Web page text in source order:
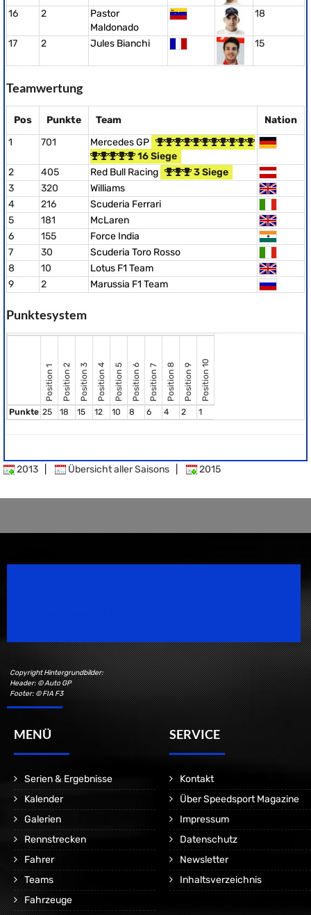
16 2
Pastor
Maldonado
18
17 2 Jules Bianchi 15
Teamwertung
Pos Punkte Team
Nation
1
701
Mercedes GP
16 Siege
2
405 Red Bull Racing
3 Siege
3
320
Williams
4
216
Scuderia Ferrari
5
181
McLaren
6
155
Force India
7
30
Scuderia Toro Rosso
8
10
Lotus F1 Team
9
2 Marussia F1 Team
Punktesystem
Position 1 Position 2 Position 3 Position 4 Position 5 Position 6 Position 7 Position 8 Position 9 Position 10
Punkte 25 18 15 12 10 8 6 4 2 1
2013 Übersicht aller Saisons 2015
Copyright Hintergrundbilder:
Header: © Auto GP
Footer: © FIA F3
MENÜ
Serien & Ergebnisse
Kalender
Galerien
Rennstrecken
Fahrer
Teams
Fahrzeuge
SERVICE
Kontakt
Über Speedsport Magazine
Impressum
Datenschutz
Newsletter
Inhaltsverzeichnis